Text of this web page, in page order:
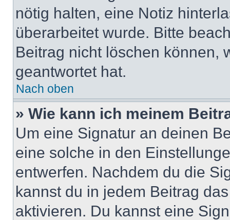
nötig halten, eine Notiz
überarbeitet wurde. Bitte
Beitrag nicht löschen können,
geantwortet hat.
Nach oben
» Wie kann ich meinem
Um eine Signatur an deinen
eine solche in den
entwerfen. Nachdem du die
kannst du in jedem Beitrag
aktivieren. Du kannst eine